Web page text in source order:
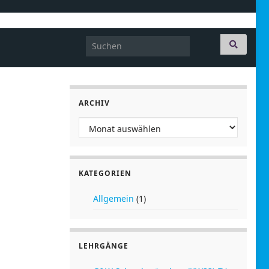
Search for:
ARCHIV
Archiv
KATEGORIEN
Allgemein (1)
LEHRGÄNGE